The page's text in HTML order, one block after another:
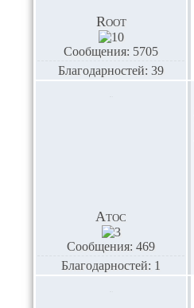
Root
Сообщения: 5705
Благодарностей: 39
Атос
Сообщения: 469
Благодарностей: 1